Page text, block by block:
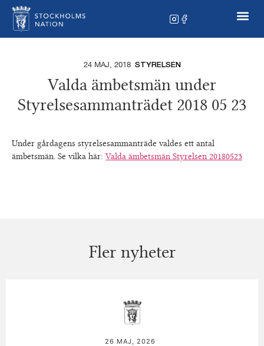
24 MAJ, 2018 STYRELSEN
Valda ämbetsmän under
Styrelsesammanträdet 2018 05 23
Under gårdagens styrelsesammanträde valdes ett antal
ämbetsmän. Se vilka här: Valda ämbetsmän Styrelsen 20180523
Fler nyheter
26 MAJ, 2026